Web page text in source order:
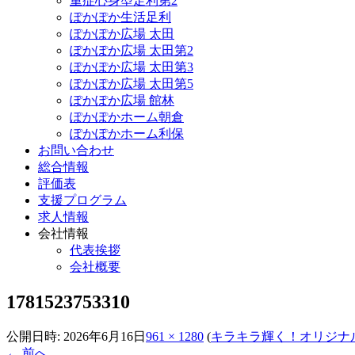
ぽかぽか生活足利
ぽかぽか広場 太田
ぽかぽか広場 太田第2
ぽかぽか広場 太田第3
ぽかぽか広場 太田第5
ぽかぽか広場 館林
ぽかぽかホーム朝倉
ぽかぽかホーム利保
お問い合わせ
総合情報
評価表
支援プログラム
求人情報
会社情報
代表挨拶
会社概要
1781523753310
公開日時: 2026年6月16日 961 × 1280 (キラキラ輝く！オリジナ